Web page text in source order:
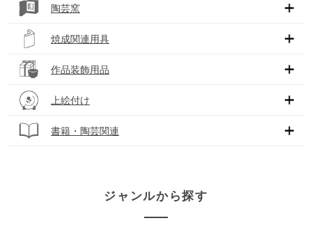
陶芸窯
焼成関連用具
作品装飾用品
上絵付け
書籍・陶芸関連
ジャンルから探す